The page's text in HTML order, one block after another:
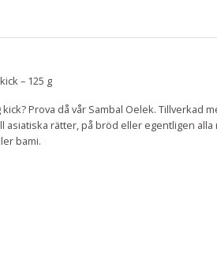
– 125 g
Prova då vår Sambal Oelek. Tillverkad
asiatiska rätter, på bröd eller egentligen
bami.